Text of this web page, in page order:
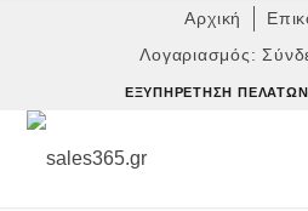
Αρχική
Λογαριασμός:
ΕΞΥΠΗΡΈΤΗΣΗ ΠΕΛΑΤΏΝ